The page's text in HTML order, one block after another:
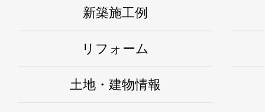
新築施工例
リフォーム
土地・建物情報